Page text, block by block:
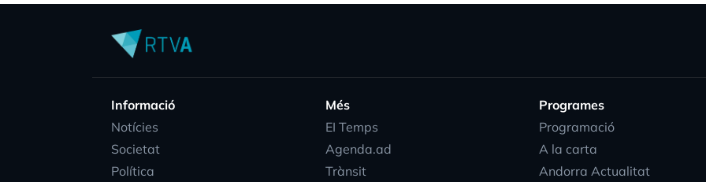
Informació
Notícies
Societat
Política
Més
EI Temps
Agenda.ad
Trànsit
Programes
Programació
A la carta
Andorra Actualitat